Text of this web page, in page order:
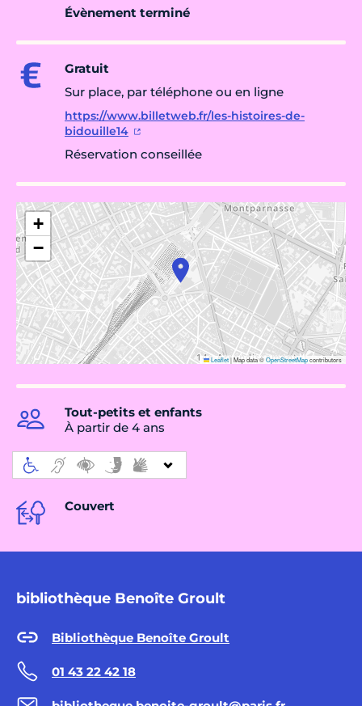
Évènement terminé
Gratuit
Sur place, par téléphone ou en ligne
https://www.billetweb.fr/les-histoires-de-
bidouille14
Réservation conseillée
+
−
Leaflet|Map data ©OpenStreetMapcontributors
Tout-petits et enfants
À partir de 4 ans
Couvert
bibliothèque Benoîte Groult
Bibliothèque Benoîte Groult
01 43 22 42 18